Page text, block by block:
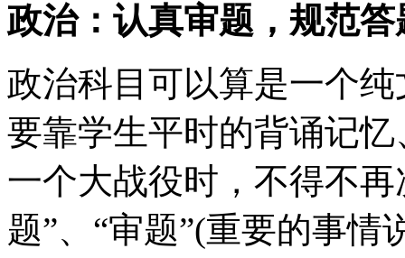
政治：认真审题，规范答
政治科目可以算是一个
要靠学生平时的背诵记
一个大战役时，不得不
题”、“审题”(重要的事